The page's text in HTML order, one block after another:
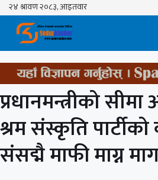
Skip
content
प्रधानमन्त्रीको सीमा
श्रम संस्कृति
संसद्मै माफी माग्न